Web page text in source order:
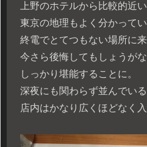
上野のホテルから比較的近
東京の地理もよく分かってい
終電でとてつもない場所に来
今さら後悔してもしょうが
しっかり堪能することに。
深夜にも関わらず並んでいる
店内はかなり広くほどなく入